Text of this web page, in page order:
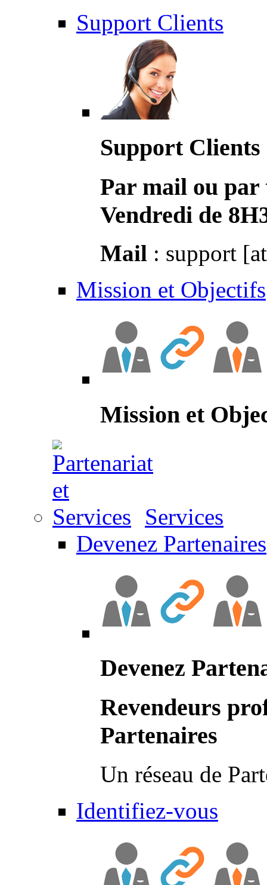
Support Clients
Support Clients
Par mail ou par
Vendredi de
Mail : support
Mission et Objectifs
Mission et
Services
Devenez Partenaires
Devenez
Revendeurs
Partenaires
Un réseau de
Identifiez-vous